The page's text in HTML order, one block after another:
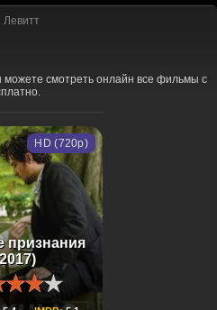
Левитт
смотреть онлайн все фильмы с
признания
HD (720p)